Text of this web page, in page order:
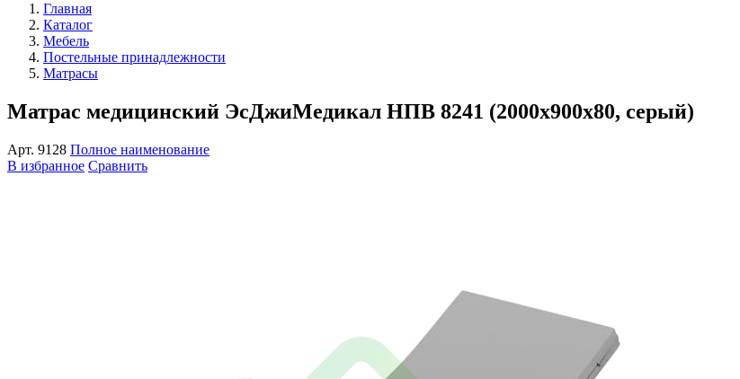
Главная
Каталог
Мебель
Постельные принадлежности
Матрасы
Матрас медицинский ЭсДжиМедикал НПВ 8241 (2000x900x80, серый)
Арт. 9128 Полное наименование
В избранное Сравнить